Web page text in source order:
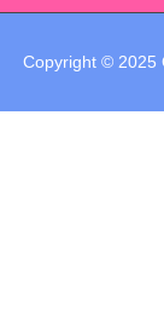
Copyright © 2025